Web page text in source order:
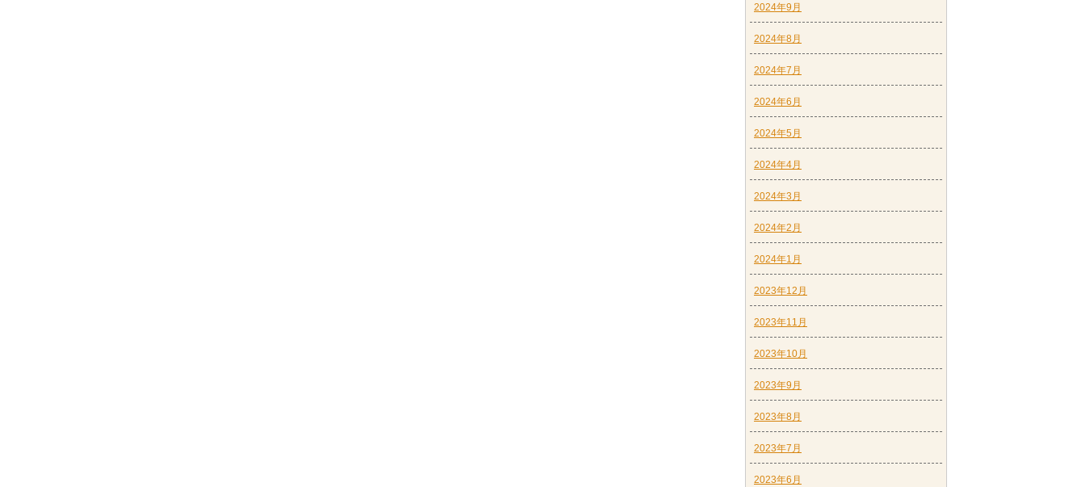
2024年9月
2024年8月
2024年7月
2024年6月
2024年5月
2024年4月
2024年3月
2024年2月
2024年1月
2023年12月
2023年11月
2023年10月
2023年9月
2023年8月
2023年7月
2023年6月